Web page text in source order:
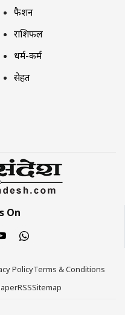
फैशन
राशिफल
धर्म-कर्म
सेहत
On
PolicyTerms & Conditions
RSSSitemap